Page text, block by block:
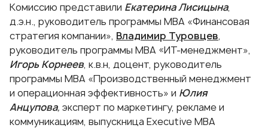
Комиссию представили Екатерина Лисицына,
д.э.н., руководитель программы МВА «Финансовая
стратегия компании», Владимир Туровцев,
руководитель программы МВА «ИТ-менеджмент»,
Игорь Корнеев, к.в.н, доцент, руководитель
программы МВА «Производственный менеджмент
и операционная эффективность» и Юлия
Анцупова, эксперт по маркетингу, рекламе и
коммуникациям, выпускница Еxecutive МВА